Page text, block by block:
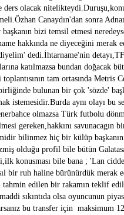
olacak
Canaydın'dan sonra
bizi temsil etmesi
hakkında ne diyeceğini merak
dedi.İhtarname'nin
katılmazsa bundan doğacak
tam ortasında Metris
bulunan bir çok 'sözde'
istemesidir.Burda aynı olayı bu
olmazsa Türk futbolu
gereken,hakkını
bilinmez hiç bir külüp
olduğu profil bile bütün
konusması bile bana ; 'Lan
bir ruh haline bürünürdük
tahmin edilen bir rakamın teklif
sıkıntıda olsa oyuncunun
bu transfer için maksimum